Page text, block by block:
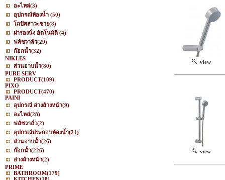
อะไหล่(3)
อุปกรณ์ห้องน้ำ (50)
โถปัสสาวะชาย(8)
ฝารองนั่ง อัตโนมัติ (4)
ฟลัชวาล์ว(29)
ก๊อกน้ำ(32)
NIKLES
ส่วนอาบน้ำ(80)
PURE SERV
PRODUCT(109)
PIXO
PRODUCT(470)
PAINI
อุปกรณ์ อ่างล้างหน้า(9)
อะไหล่(28)
ฟลัชวาล์ว(2)
อุปกรณ์ประกอบห้องน้ำ(21)
ส่วนอาบน้ำ(26)
ก๊อกน้ำ(226)
อ่างล้างหน้า(2)
PRIME
BATHROOM(179)
view
view